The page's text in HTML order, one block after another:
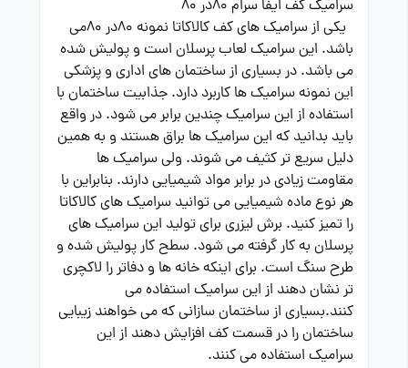
سرامیک کف ایفا سرام 80در 80
یکی از سرامیک های کف کالاکاتا نمونه 80در 80می
باشد. این سرامیک لعاب پرسلان است و پولیش شده
می باشد. در بسیاری از ساختمان های اداری و پزشکی
این نمونه سرامیک ها کاربرد دارد. جذابیت ساختمان با
استفاده از این سرامیک چندین برابر می شود. در واقع
باید بدانید که این سرامیک ها براق هستند و به همین
دلیل سریع تر کثیف می شوند. ولی سرامیک ها
مقاومت زیادی در برابر مواد شیمیایی دارند. بنابراین با
هر نوع ماده شیمیایی می توانید سرامیک های کالاکاتا
را تمیز کنید. برش لیزری برای تولید این سرامیک های
پرسلان به کار گرفته می شود. سطح کار پولیش شده و
طرح سنگ است. برای اینکه خانه ها و دفاتر را لاکچری
تر نشان دهند از این سرامیک استفاده می
کنند.بسیاری از ساختمان سازانی که می خواهند زیبایی
ساختمان را در قسمت کف افزایش دهند از این
سرامیک استفاده می کنند.